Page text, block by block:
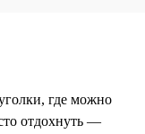
где можно
отдохнуть —